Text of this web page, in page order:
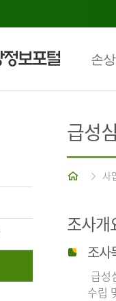
손
급성
홈 사
조사개
조사
급성
수립